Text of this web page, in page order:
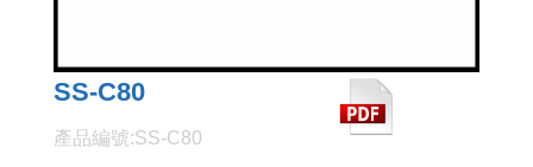
SS-C80
產品編號:SS-C80